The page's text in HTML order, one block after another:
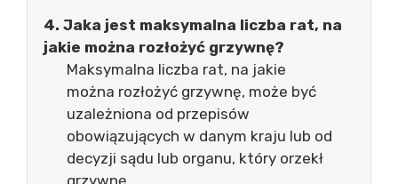
4. Jaka jest maksymalna liczba rat, na
jakie można rozłożyć grzywnę?
Maksymalna liczba rat, na jakie
można rozłożyć grzywnę, może być
uzależniona od przepisów
obowiązujących w danym kraju lub od
decyzji sądu lub organu, który orzekł
grzywnę.